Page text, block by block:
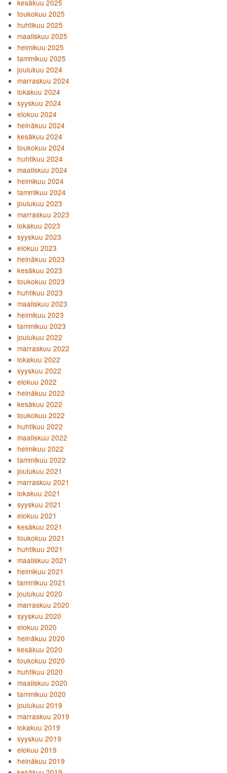
kesäkuu 2025
toukokuu 2025
huhtikuu 2025
maaliskuu 2025
helmikuu 2025
tammikuu 2025
joulukuu 2024
marraskuu 2024
lokakuu 2024
syyskuu 2024
elokuu 2024
heinäkuu 2024
kesäkuu 2024
toukokuu 2024
huhtikuu 2024
maaliskuu 2024
helmikuu 2024
tammikuu 2024
joulukuu 2023
marraskuu 2023
lokakuu 2023
syyskuu 2023
elokuu 2023
heinäkuu 2023
kesäkuu 2023
toukokuu 2023
huhtikuu 2023
maaliskuu 2023
helmikuu 2023
tammikuu 2023
joulukuu 2022
marraskuu 2022
lokakuu 2022
syyskuu 2022
elokuu 2022
heinäkuu 2022
kesäkuu 2022
toukokuu 2022
huhtikuu 2022
maaliskuu 2022
helmikuu 2022
tammikuu 2022
joulukuu 2021
marraskuu 2021
lokakuu 2021
syyskuu 2021
elokuu 2021
kesäkuu 2021
toukokuu 2021
huhtikuu 2021
maaliskuu 2021
helmikuu 2021
tammikuu 2021
joulukuu 2020
marraskuu 2020
syyskuu 2020
elokuu 2020
heinäkuu 2020
kesäkuu 2020
toukokuu 2020
huhtikuu 2020
maaliskuu 2020
tammikuu 2020
joulukuu 2019
marraskuu 2019
lokakuu 2019
syyskuu 2019
elokuu 2019
heinäkuu 2019